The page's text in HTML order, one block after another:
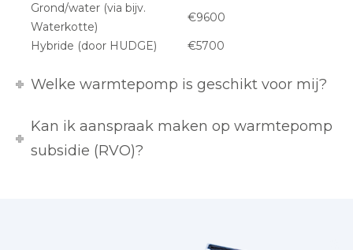
Grond/water (via bijv.
Waterkotte)
€9600
Hybride (door HUDGE)
€5700
Welke warmtepomp is geschikt voor mij?
Kan ik aanspraak maken op warmtepomp
subsidie (RVO)?